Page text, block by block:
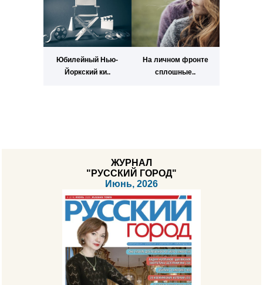
Юбилейный Нью-
Йоркский ки..
На личном фронте
сплошные..
ЖУРНАЛ
"РУССКИЙ ГОРОД"
Июнь, 2026